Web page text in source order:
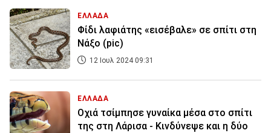
ΕΛΛΑΔΑ
Φίδι λαφιάτης «εισέβαλε» σε σπίτι στη
Νάξο (pic)
12 Ιουλ 2024 09:31
ΕΛΛΑΔΑ
Οχιά τσίμπησε γυναίκα μέσα στο σπίτι
της στη Λάρισα - Κινδύνεψε και η δύο